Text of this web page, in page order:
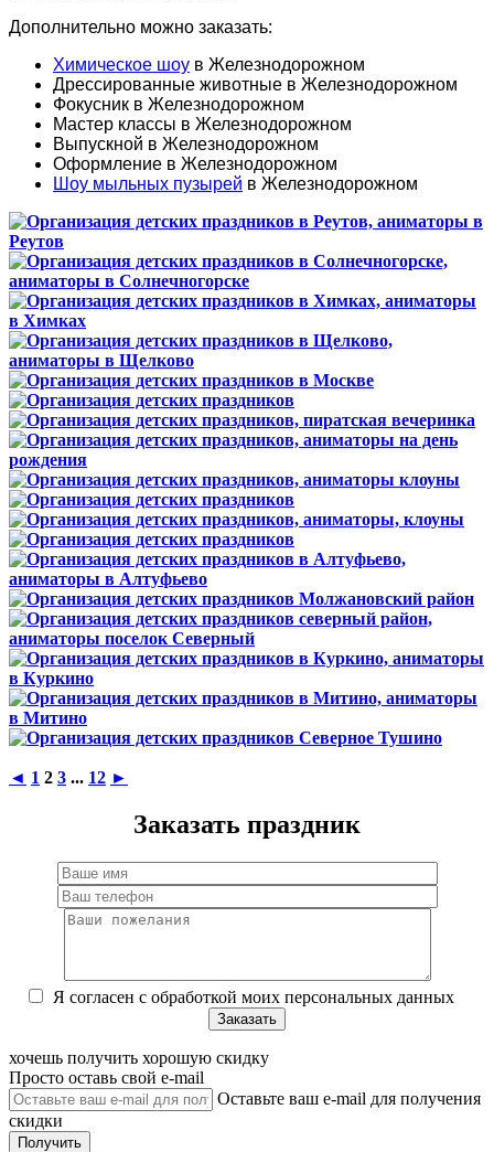
Дополнительно можно заказать:
Химическое шоу в Железнодорожном
Дрессированные животные в Железнодорожном
Фокусник в Железнодорожном
Мастер классы в Железнодорожном
Выпускной в Железнодорожном
Оформление в Железнодорожном
Шоу мыльных пузырей в Железнодорожном
◄ 1 2 3 ... 12 ►
Заказать праздник
Я согласен с обработкой моих персональных данных
хочешь получить хорошую скидку
Просто оставь свой e‑mail
Оставьте ваш e-mail для получения
скидки
Получить